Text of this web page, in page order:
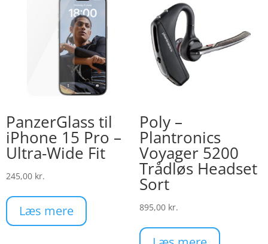
PanzerGlass til
iPhone 15 Pro –
Ultra-Wide Fit
245,00 kr.
Læs mere
Poly –
Plantronics
Voyager 5200
Trådløs Headset
Sort
895,00 kr.